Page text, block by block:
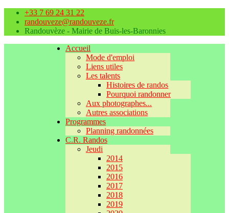
+33 7 69 24 31 22
randouveze@randouveze.fr
Randouvèze - Mairie de Buis-les-Baronnies
Accueil
Mode d'emploi
Liens utiles
Les talents
Histoires de randos
Pourquoi randonner
Aux photographes...
Autres associations
Programmes
Planning randonnées
C.R. Randos
Jeudi
2014
2015
2016
2017
2018
2019